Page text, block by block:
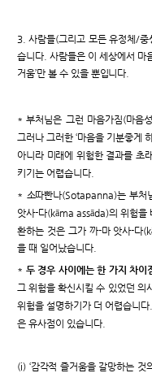
3. 사람들(그리고 모든 유정체/
습니다. 사람들은 이 세상에서 마
거움’만 볼 수 있을 뿐입니다.
* 부처님은 그런 마음가짐(마음
그러나 그러한 ‘마음을 기분좋게
아니라 미래에 위험한 결과를 초
키기는 어렵습니다.
* 소따빤나(Sotapanna)는 부처
앗사-다(kāma assāda)의 위험
환하는 것은 그가 까-마 앗사-다
을 때 일어났습니다.
* 두 경우 사이에는 한 가지 차이
그 위험을 확신시킬 수 있었던 의
위험을 설명하기가 더 어렵습니
은 유사점이 있습니다.
(i) ‘감각적 즐거움을 갈망하는 것